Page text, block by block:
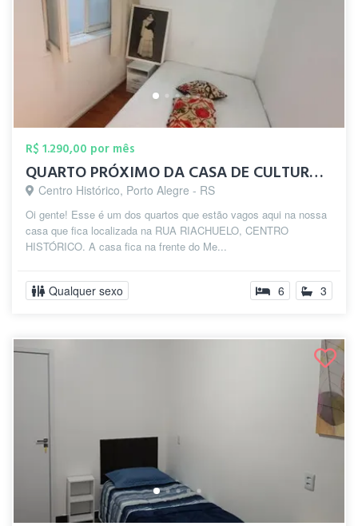
R$ 1.290,00 por mês
QUARTO PRÓXIMO DA CASA DE CULTURA NO CEN...
Centro Histórico, Porto Alegre - RS
Oi gente! Esse é um dos quartos que estão vagos aqui na nossa
casa que fica localizada na RUA RIACHUELO, CENTRO
HISTÓRICO. A casa fica na frente do Me...
Qualquer sexo 6 3